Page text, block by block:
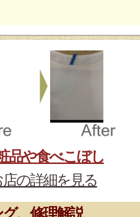
品や食べこぼし
店の詳細を見る
、修理解説